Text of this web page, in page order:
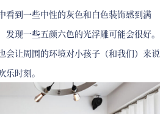
看到一些中性的灰色和白色装饰感到满
现一些五颜六色的光浮雕可能会很好。
会让周围的环境对小孩子（和我们）来说
时刻。